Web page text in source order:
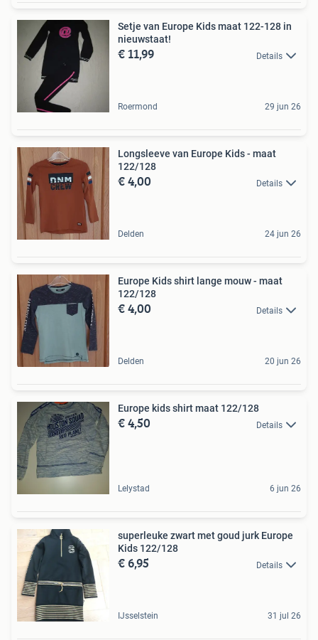
Setje van Europe Kids maat 122-128 in
nieuwstaat!
€ 11,99 Details
Roermond 29 jun 26
Longsleeve van Europe Kids - maat
122/128
€ 4,00 Details
Delden 24 jun 26
Europe Kids shirt lange mouw - maat
122/128
€ 4,00 Details
Delden 20 jun 26
Europe kids shirt maat 122/128
€ 4,50 Details
Lelystad 6 jun 26
superleuke zwart met goud jurk Europe
Kids 122/128
€ 6,95 Details
IJsselstein 31 jul 26